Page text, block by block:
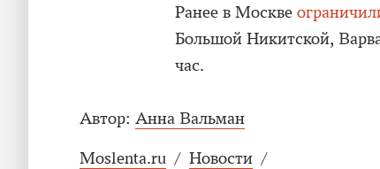
Ранее в Москве
Большой Никитской,
час.
Автор: Анна Вальман
Moslenta.ru / Новости /